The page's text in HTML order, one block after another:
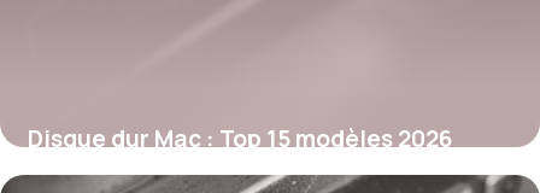
Disque dur Mac : Top 15 modèles 2026
29 mai 2026